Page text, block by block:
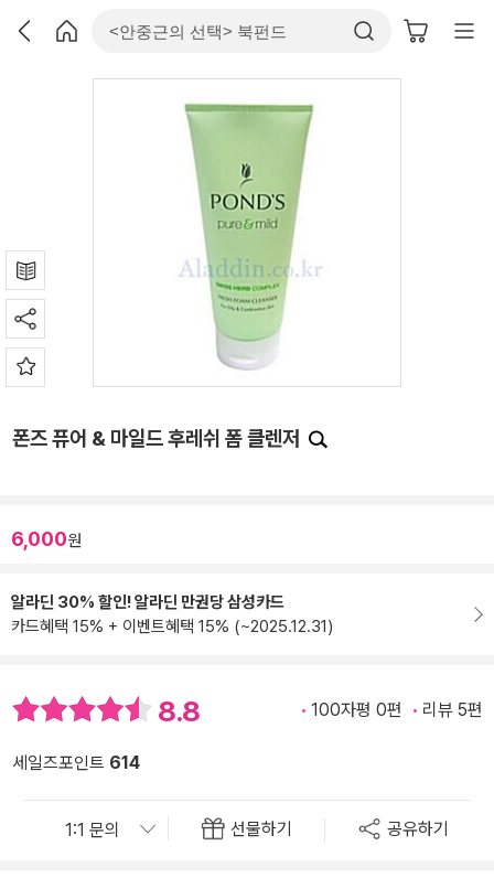
폰즈 퓨어 & 마일드 후레쉬 폼 클렌저
6,000원
알라딘 30% 할인! 알라딘 만권당 삼성카드
카드혜택 15% + 이벤트혜택 15% (~2025.12.31)
8.8 100자평 0편 리뷰 5편
세일즈포인트 614
선물하기 공유하기